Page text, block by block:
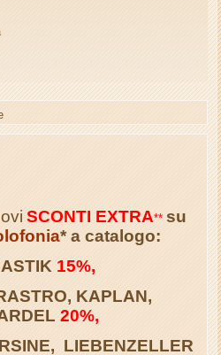
SCONTI EXTRA** su
* a catalogo:
15%,
KAPLAN,
20%,
LIEBENZELLER